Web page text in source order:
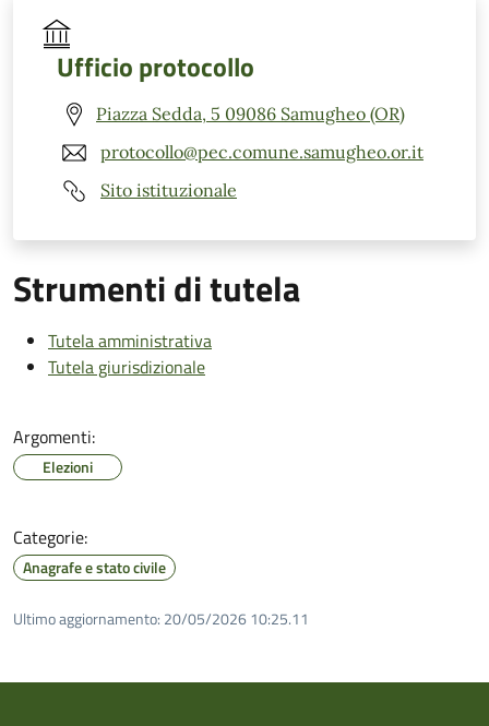
Ufficio protocollo
Piazza Sedda, 5 09086 Samugheo (OR)
protocollo@pec.comune.samugheo.or.it
Sito istituzionale
Strumenti di tutela
Tutela amministrativa
Tutela giurisdizionale
Argomenti:
Elezioni
Categorie:
Anagrafe e stato civile
Ultimo aggiornamento: 20/05/2026 10:25.11